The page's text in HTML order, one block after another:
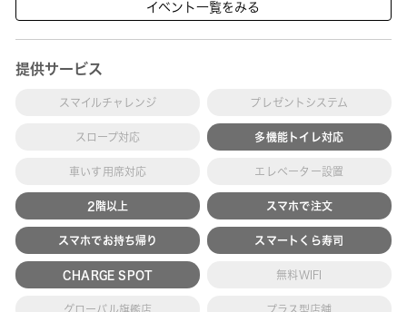
イベント一覧をみる
提供サービス
スマイルチャレンジ プレゼントシステム
スロープ対応 多機能トイレ対応
車いす用席対応 エレベーター設置
2階以上 スマホで注文
スマホでお持ち帰り スマートくら寿司
CHARGE SPOT 無料WIFI
グローバル旗艦店 プラス型店舗